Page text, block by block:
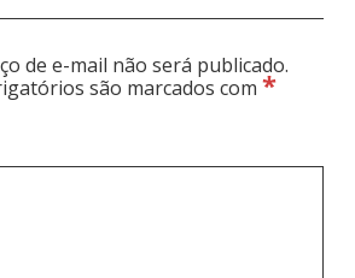
de e-mail não será publicado.
são marcados com*